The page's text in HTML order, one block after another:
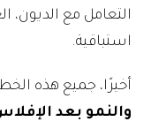
التعامل مع الديون،
استباقية.
أخيرًا، جميع هذه
والنمو بعد